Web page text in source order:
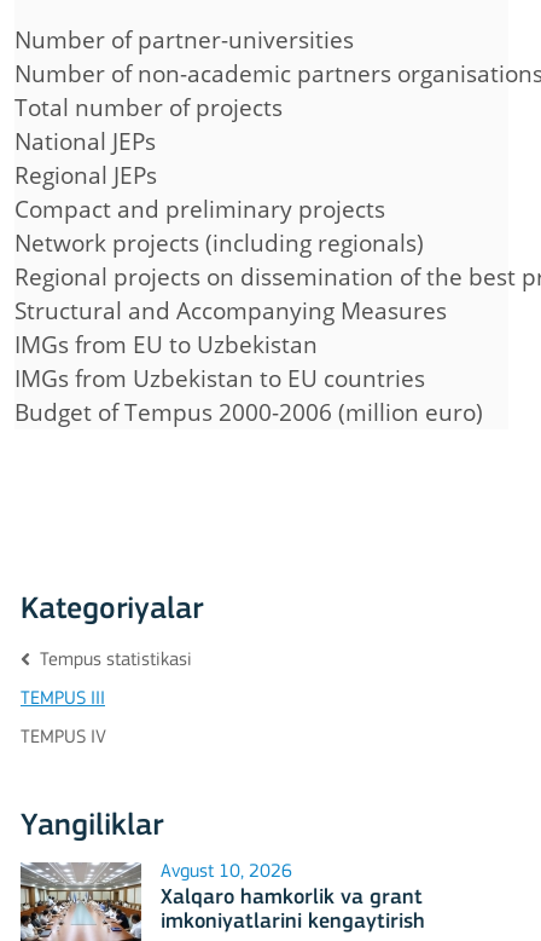
Number of partner-universities
Number of non-academic partners
Total number of projects
National JEPs
Regional JEPs
Compact and preliminary projects
Network projects (including regionals)
Regional projects on dissemination of the best
Structural and Accompanying Measures
IMGs from EU to Uzbekistan
IMGs from Uzbekistan to EU countries
Budget of Tempus 2000-2006 (million euro)
Kategoriyalar
Tempus statistikasi
TEMPUS III
TEMPUS IV
Yangiliklar
Avgust 10, 2026
Xalqaro hamkorlik va grant
imkoniyatlarini kengaytirish